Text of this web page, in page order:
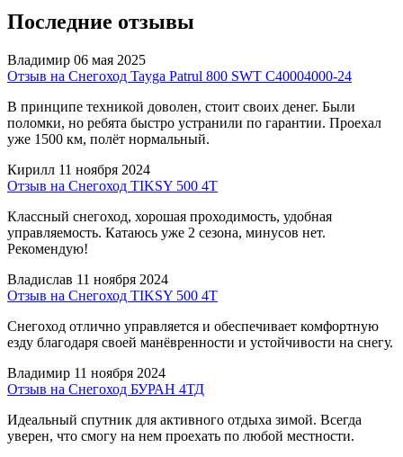
Последние отзывы
Владимир 06 мая 2025
Отзыв на Снегоход Tayga Patrul 800 SWT C40004000-24
В принципе техникой доволен, стоит своих денег. Были
поломки, но ребята быстро устранили по гарантии. Проехал
уже 1500 км, полёт нормальный.
Кирилл 11 ноября 2024
Отзыв на Снегоход TIKSY 500 4T
Классный снегоход, хорошая проходимость, удобная
управляемость. Катаюсь уже 2 сезона, минусов нет.
Рекомендую!
Владислав 11 ноября 2024
Отзыв на Снегоход TIKSY 500 4T
Снегоход отлично управляется и обеспечивает комфортную
езду благодаря своей манёвренности и устойчивости на снегу.
Владимир 11 ноября 2024
Отзыв на Снегоход БУРАН 4ТД
Идеальный спутник для активного отдыха зимой. Всегда
уверен, что смогу на нем проехать по любой местности.